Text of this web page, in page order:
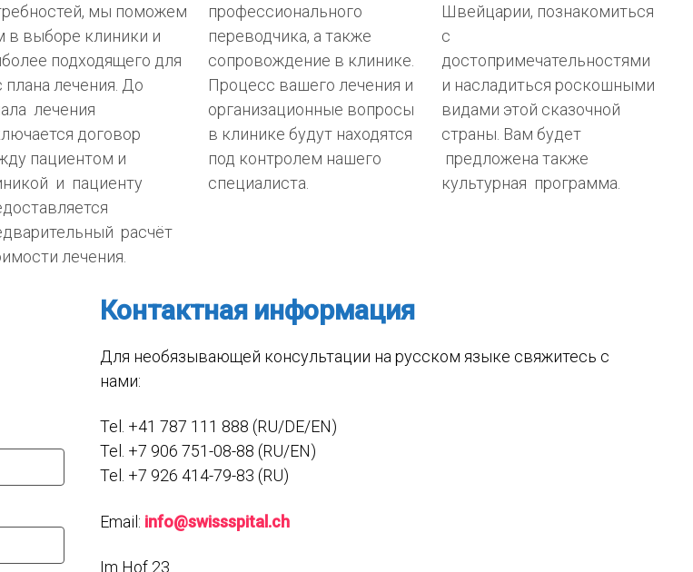
мы поможем
в выборе клиники и
подходящего для
плана лечения. До
лечения
договор
пациентом и
и пациенту
расчёт
лечения.
профессионального
переводчика, а также
сопровождение в клинике.
Процесс вашего лечения и
организационные вопросы
в клинике будут находятся
под контролем нашего
специалиста.
Швейцарии, познакомиться
с
достопримечательностями
и насладиться роскошными
видами этой сказочной
страны. Вам будет
предложена также
культурная программа.
Контактная информация
Для необязывающей консультации на русском языке свяжитесь с
нами:
Tel. +41 787 111 888 (RU/DE/EN)
Tel. +7 906 751-08-88 (RU/EN)
Tel. +7 926 414-79-83 (RU)
Email: info@swissspital.ch
Im Hof 23